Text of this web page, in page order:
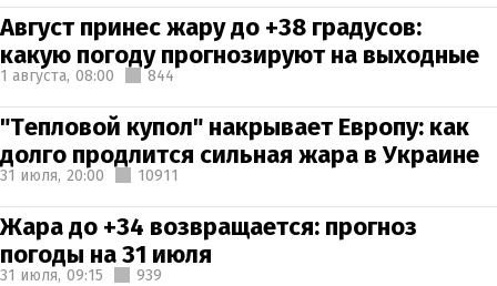
Август принес жару до +38 градусов:
какую погоду прогнозируют на выходные
1 августа, 08:00 844
"Тепловой купол" накрывает Европу: как
долго продлится сильная жара в Украине
31 июля, 20:00 10911
Жара до +34 возвращается: прогноз
погоды на 31 июля
31 июля, 09:15 939